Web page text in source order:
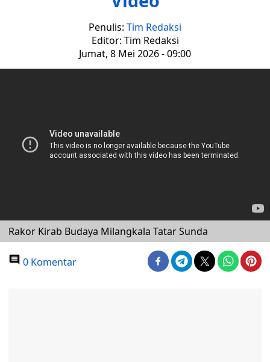
Penulis: Tim Redaksi
Editor: Tim Redaksi
Jumat, 8 Mei 2026 - 09:00
Rakor Kirab Budaya Milangkala Tatar Sunda
0 Komentar